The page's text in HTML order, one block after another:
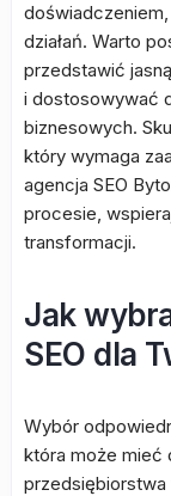
działań. Warto
przedstawić
i dostosowywać
biznesowych.
który wymaga
agencja SEO
procesie,
transformacji.
Jak
SEO dla
Wybór
która może mieć